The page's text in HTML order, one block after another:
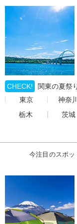
CHECK!
関東の夏祭
東京
神奈川
栃木
茨城
今注目のスポ